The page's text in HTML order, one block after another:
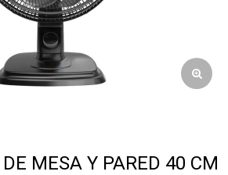
MESA Y PARED 40 CM